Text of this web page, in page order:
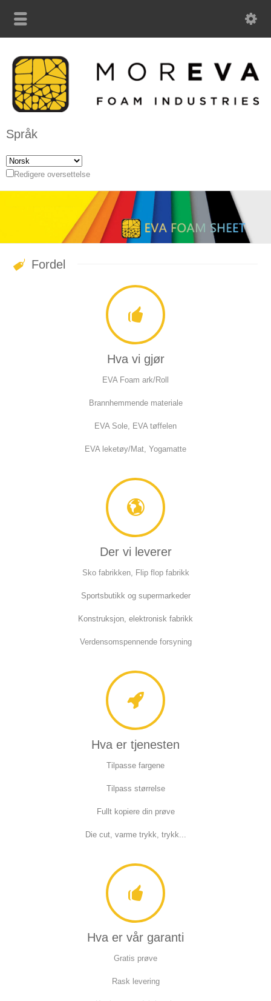
Språk
Redigere oversettelse
Fordel
Hva vi gjør
EVA Foam ark/Roll
Brannhemmende materiale
EVA Sole, EVA tøffelen
EVA leketøy/Mat, Yogamatte
Der vi leverer
Sko fabrikken, Flip flop fabrikk
Sportsbutikk og supermarkeder
Konstruksjon, elektronisk fabrikk
Verdensomspennende forsyning
Hva er tjenesten
Tilpasse fargene
Tilpass størrelse
Fullt kopiere din prøve
Die cut, varme trykk, trykk...
Hva er vår garanti
Gratis prøve
Rask levering